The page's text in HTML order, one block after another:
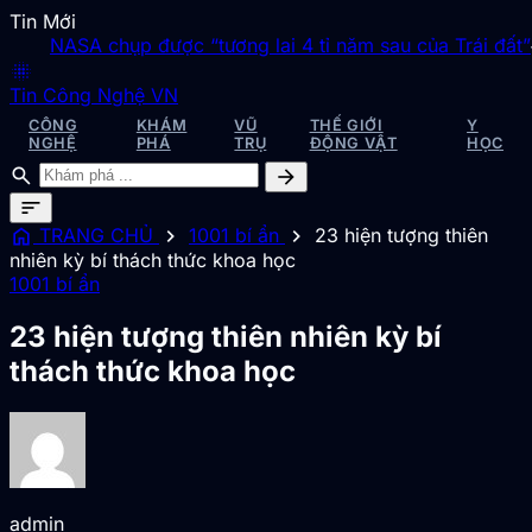
Tin Mới
chụp được “tương lai 4 tỉ năm sau của Trái đất”◆Bí ẩn
blur_on
Tin Công Nghệ VN
CÔNG
NGHỆ
KHÁM
PHÁ
VŨ
TRỤ
THẾ GIỚI
ĐỘNG VẬT
Y
HỌC
search
arrow_forward
sort
home TRANG CHỦ chevron_right 1001 bí ẩn chevron_right
23 hiện tượng thiên
nhiên kỳ bí thách thức khoa học
1001 bí ẩn
23 hiện tượng thiên nhiên kỳ bí
thách thức khoa học
admin